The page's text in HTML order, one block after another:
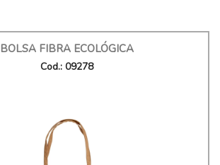
BOLSA FIBRA ECOLÓGICA
Cod.: 09278